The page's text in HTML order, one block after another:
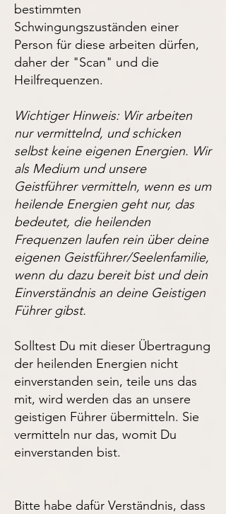
bestimmten
Schwingungszuständen einer
Person für diese arbeiten dürfen,
daher der "Scan" und die
Heilfrequenzen.
Wichtiger Hinweis: Wir arbeiten
nur vermittelnd, und schicken
selbst keine eigenen Energien. Wir
als Medium und unsere
Geistführer vermitteln, wenn es um
heilende Energien geht nur, das
bedeutet, die heilenden
Frequenzen laufen rein über deine
eigenen Geistführer/Seelenfamilie,
wenn du dazu bereit bist und dein
Einverständnis an deine Geistigen
Führer gibst.
Solltest Du mit dieser Übertragung
der heilenden Energien nicht
einverstanden sein, teile uns das
mit, wird werden das an unsere
geistigen Führer übermitteln. Sie
vermitteln nur das, womit Du
einverstanden bist.
Bitte habe dafür Verständnis, dass